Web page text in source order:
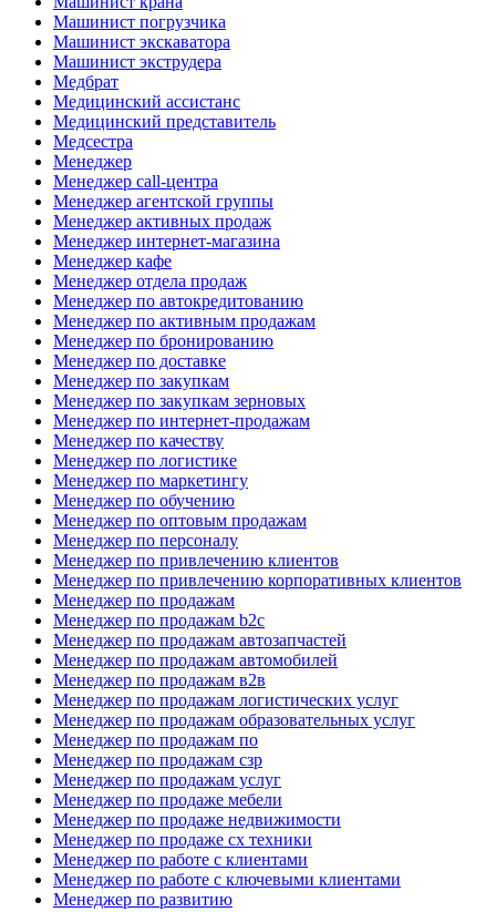
Машинист погрузчика
Машинист экскаватора
Машинист экструдера
Медбрат
Медицинский ассистанс
Медицинский представитель
Медсестра
Менеджер
Менеджер call-центра
Менеджер агентской группы
Менеджер активных продаж
Менеджер интернет-магазина
Менеджер кафе
Менеджер отдела продаж
Менеджер по автокредитованию
Менеджер по активным продажам
Менеджер по бронированию
Менеджер по доставке
Менеджер по закупкам
Менеджер по закупкам зерновых
Менеджер по интернет-продажам
Менеджер по качеству
Менеджер по логистике
Менеджер по маркетингу
Менеджер по обучению
Менеджер по оптовым продажам
Менеджер по персоналу
Менеджер по привлечению клиентов
Менеджер по привлечению корпоративных клиентов
Менеджер по продажам
Менеджер по продажам b2c
Менеджер по продажам автозапчастей
Менеджер по продажам автомобилей
Менеджер по продажам в2в
Менеджер по продажам логистических услуг
Менеджер по продажам образовательных услуг
Менеджер по продажам по
Менеджер по продажам сзр
Менеджер по продажам услуг
Менеджер по продаже мебели
Менеджер по продаже недвижимости
Менеджер по продаже сх техники
Менеджер по работе с клиентами
Менеджер по работе с ключевыми клиентами
Менеджер по развитию